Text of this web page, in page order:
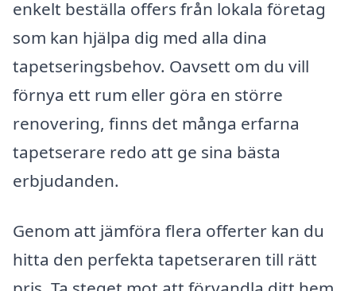
enkelt beställa offers från lokala företag
som kan hjälpa dig med alla dina
tapetseringsbehov. Oavsett om du vill
förnya ett rum eller göra en större
renovering, finns det många erfarna
tapetserare redo att ge sina bästa
erbjudanden.
Genom att jämföra flera offerter kan du
hitta den perfekta tapetseraren till rätt